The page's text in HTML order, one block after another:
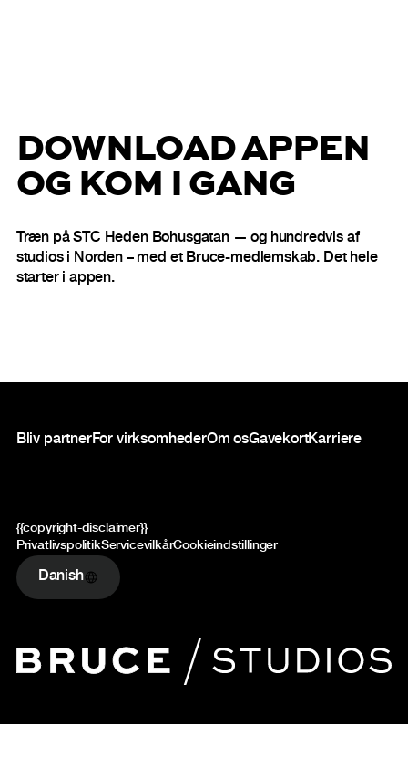
DOWNLOAD APPEN
OG KOM I GANG
Træn på STC Heden Bohusgatan — og hundredvis af
studios i Norden – med et Bruce-medlemskab. Det hele
starter i appen.
Bliv partnerFor virksomhederOm osGavekortKarriere
{{copyright-disclaimer}}
PrivatlivspolitikServicevilkårCookieindstillinger
Danish